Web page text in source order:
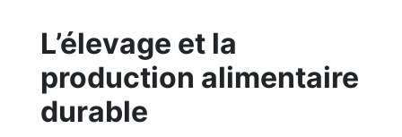
L’élevage et la
production alimentaire
durable